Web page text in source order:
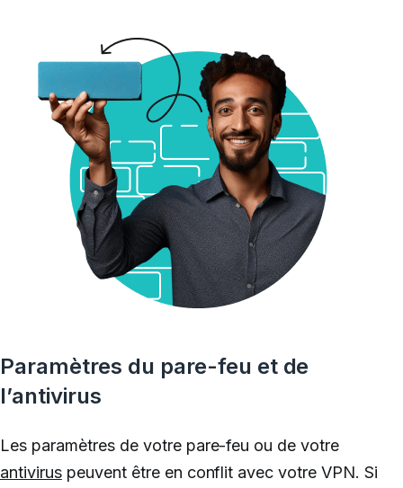
Paramètres du pare-feu et de
l’antivirus
Les paramètres de votre pare-feu ou de votre
antiviruspeuvent être en conflit avec votre VPN. Si